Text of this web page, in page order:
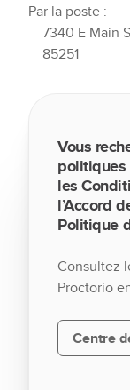
Par la poste :
7340 E Main
85251
Vous
politiques
les
l’Accord
Politique
Consultez
Proctorio
Centre